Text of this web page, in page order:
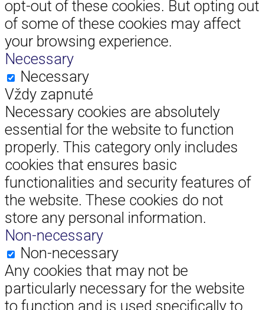
opt-out of these cookies. But opting out
of some of these cookies may affect
your browsing experience.
Necessary
Necessary
Vždy zapnuté
Necessary cookies are absolutely
essential for the website to function
properly. This category only includes
cookies that ensures basic
functionalities and security features of
the website. These cookies do not
store any personal information.
Non-necessary
Non-necessary
Any cookies that may not be
particularly necessary for the website
to function and is used specifically to